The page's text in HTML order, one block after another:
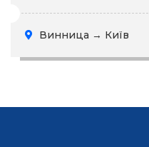
Винница → Київ